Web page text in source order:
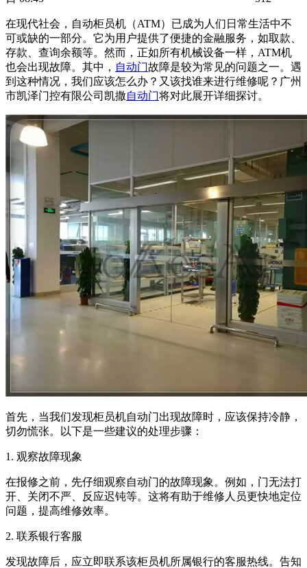
在现代社会，自动柜员机（ATM）已成为人们日常生活中不
可或缺的一部分。它为用户提供了便捷的金融服务，如取款、
存款、查询余额等。然而，正如所有机械设备一样，ATM机
也会出现故障。其中， 自动门故障是较为常见的问题之一。遇
到这种情况，我们应该怎么办？又该找谁来进行维修呢？广州
市凯泽门控有限公司凯撒自动门将对此展开详细探讨。
首先，当我们发现柜员机自动门出现故障时，应该保持冷静，
切勿慌张。以下是一些建议的处理步骤：
1. 观察故障现象
在报修之前，先仔细观察自动门的故障现象。例如，门无法打
开、关闭不严、反应迟钝等。这将有助于维修人员更快地定位
问题，提高维修效率。
2. 联系银行客服
发现故障后，应立即联系该柜员机所属银行的客服热线。告知